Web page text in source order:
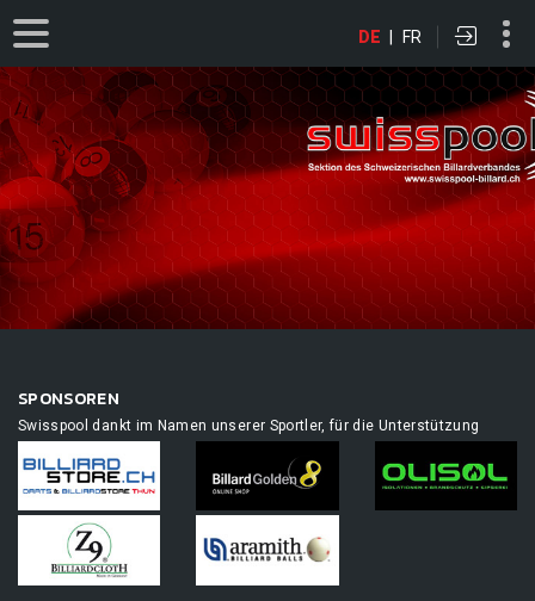
DE | FR
SPONSOREN
Swisspool dankt im Namen unserer Sportler, für die Unterstützung